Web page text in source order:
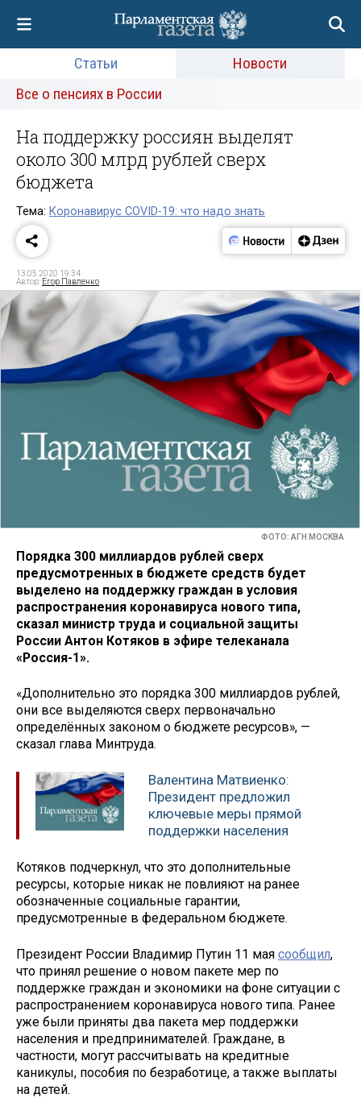
Статьи
Новости
Все о пенсиях в России
На поддержку россиян выделят
около 300 млрд рублей сверх
бюджета
Тема: Коронавирус COVID-19: что надо знать
13.05.2020 19:34
Автор: Егор Павленко
ФОТО: АГН МОСКВА
Порядка 300 миллиардов рублей сверх
предусмотренных в бюджете средств будет
выделено на поддержку граждан в условия
распространения коронавируса нового типа,
сказал министр труда и социальной защиты
России Антон Котяков в эфире телеканала
«Россия-1».
«Дополнительно это порядка 300 миллиардов рублей,
они все выделяются сверх первоначально
определённых законом о бюджете ресурсов», —
сказал глава Минтруда.
Валентина Матвиенко:
Президент предложил
ключевые меры прямой
поддержки населения
Котяков подчеркнул, что это дополнительные
ресурсы, которые никак не повлияют на ранее
обозначенные социальные гарантии,
предусмотренные в федеральном бюджете.
Президент России Владимир Путин 11 мая сообщил,
что принял решение о новом пакете мер по
поддержке граждан и экономики на фоне ситуации с
распространением коронавируса нового типа. Ранее
уже были приняты два пакета мер поддержки
населения и предпринимателей. Граждане, в
частности, могут рассчитывать на кредитные
каникулы, пособия по безработице, а также выплаты
на детей.